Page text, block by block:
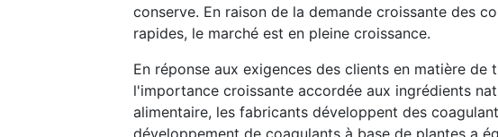
conserve. En raison de la demande croissante des
rapides, le marché est en pleine croissance.
En réponse aux exigences des clients en matière
l'importance croissante accordée aux ingrédients
alimentaire, les fabricants développent des
développement de coagulants à base de plantes a